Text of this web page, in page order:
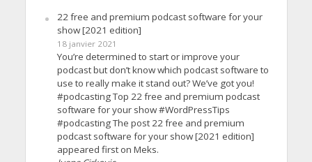
22 free and premium podcast software for your
show [2021 edition]
18 janvier 2021
You’re determined to start or improve your
podcast but don’t know which podcast software to
use to really make it stand out? We’ve got you!
#podcasting Top 22 free and premium podcast
software for your show #WordPressTips
#podcasting The post 22 free and premium
podcast software for your show [2021 edition]
appeared first on Meks.